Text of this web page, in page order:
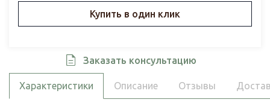
Купить в один клик
Заказать консультацию
Характеристики Описание Отзывы